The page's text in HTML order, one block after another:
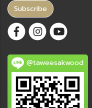
Subscribe
@taweesakwood